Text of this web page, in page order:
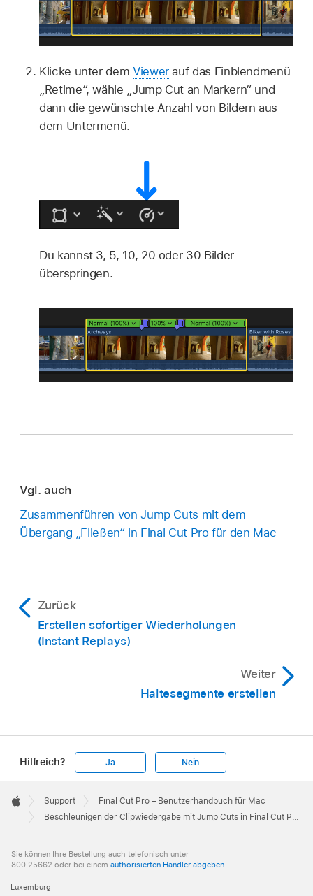
Klicke unter dem Viewerauf das Einblendmenü
„Retime“, wähle „Jump Cut an Markern“ und
dann die gewünschte Anzahl von Bildern aus
dem Untermenü.
Du kannst 3, 5, 10, 20 oder 30 Bilder
überspringen.
Vgl. auch
Zusammenführen von Jump Cuts mit dem
Übergang „Fließen“ in Final Cut Pro für den Mac
Zurück
Erstellen sofortiger Wiederholungen
(Instant Replays)
Weiter
Haltesegmente erstellen
Hilfreich? Ja Nein
Footer

Apple
Support
Final Cut Pro – Benutzerhandbuch für Mac
Beschleunigen der Clipwiedergabe mit Jump Cuts in Final Cut Pro für den Mac
Sie können Ihre Bestellung auch telefonisch unter
800 25662 oder bei einem authorisierten Händler abgeben.
Luxemburg